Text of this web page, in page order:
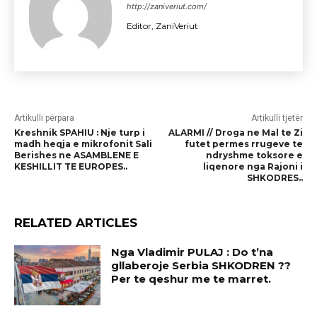
http://zaniveriut.com/
Editor, ZaniVeriut
Artikulli përpara
Kreshnik SPAHIU : Nje turp i
madh heqja e mikrofonit Sali
Berishes ne ASAMBLENE E
KESHILLIT TE EUROPES..
Artikulli tjetër
ALARMI // Droga ne Mal te Zi
futet permes rrugeve te
ndryshme toksore e
liqenore nga Rajoni i
SHKODRES..
RELATED ARTICLES
Nga Vladimir PULAJ : Do t’na
gllaberoje Serbia SHKODREN ??
Per te qeshur me te marret.